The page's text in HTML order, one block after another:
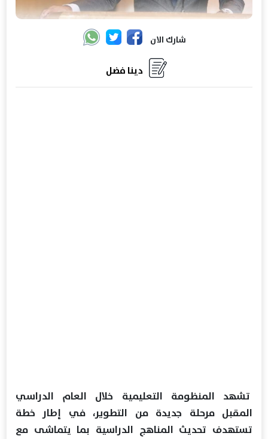
شارك الان
دينا فضل
تشهد المنظومة التعليمية خلال العام الدراسي
المقبل مرحلة جديدة من التطوير، في إطار خطة
تستهدف تحديث المناهج الدراسية بما يتماشى مع